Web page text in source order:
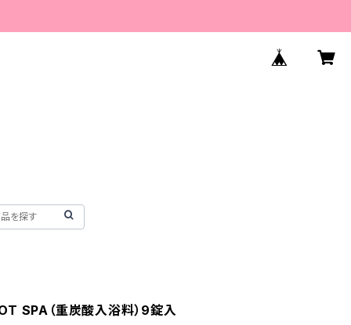
SPA（重炭酸入浴料）9錠入